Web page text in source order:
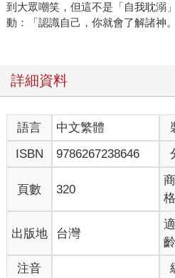
到大眾嘲笑，但這不是「自我耽溺
動：「認識自己，你就會了解諸神。
詳細資料
語言 中文繁體
ISBN
9786267238646
頁數 320
格
出版地 台灣
齡
注音